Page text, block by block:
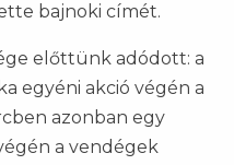
bajnoki címét.
előttünk adódott: a
egyéni akció végén a
azonban egy
a vendégek